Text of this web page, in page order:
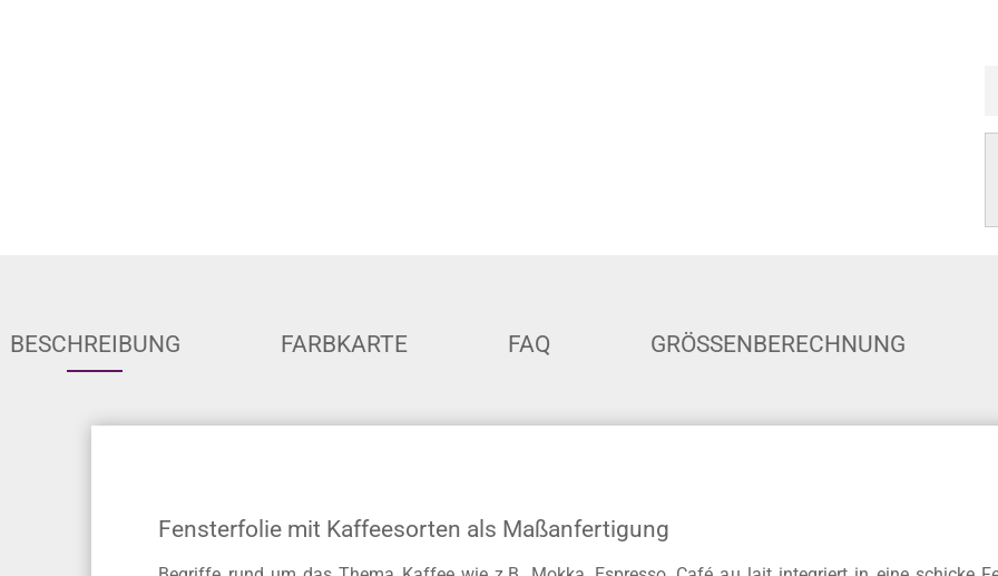
BESCHREIBUNG FARBKARTE FAQ GRÖSSENBERECHNUNG
Fensterfolie mit Kaffeesorten als Maßanfertigung